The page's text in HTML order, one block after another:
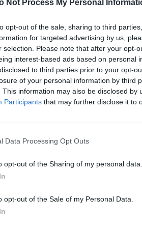
Not Process My Personal
opt-out of the sale, sharing to third
for targeted advertising by us,
selection. Please note that after your opt-
interest-based ads based on personal
to third parties prior to your opt-
of your personal information by third
This information may also be disclosed by
Participants that may further disclose it to
Data Processing Opt Outs
opt-out of the Sharing of my personal data.
opt-out of the Sale of my Personal Data.
Festiwalowicza – ekstremalny
wydarzeń
również muzycznego
który poprowadzą o.
i o. Tomasz „Wodzu”
zespołem 3 Dni 3
właśnie to wydarzenie
wyczekiwanym momentem całego
modlitwy i uwielbienia
roku, bo wiedzą, że czeka tam coś
niczego udawać, gdzie mogą
te same wartości
swoim środowisku– mówi Szymon